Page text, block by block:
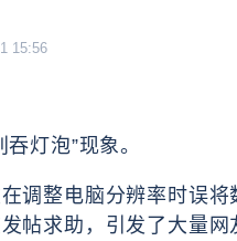
15:56
灯泡”现象。
调整电脑分辨率时误将
帖求助，引发了大量